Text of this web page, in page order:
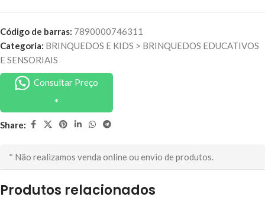
Código de barras: 7890000746311
Categoria: BRINQUEDOS E KIDS > BRINQUEDOS EDUCATIVOS
E SENSORIAIS
Consultar Preço
Share:
* Não realizamos venda online ou envio de produtos.
Produtos relacionados